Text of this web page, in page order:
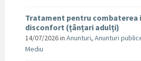
Tratament pentru combaterea
disconfort (țânțari adulți)
14/07/2026in Anunturi, Anunturi
Mediu